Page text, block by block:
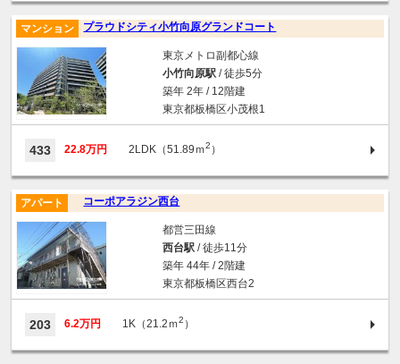
プラウドシティ小竹向原グランドコート
マンション
東京メトロ副都心線
小竹向原駅/ 徒歩5分
築年 2年 / 12階建
東京都板橋区小茂根1
433 22.8万円 2LDK（51.89ｍ2 ）
コーポアラジン西台
アパート
都営三田線
西台駅/ 徒歩11分
築年 44年 / 2階建
東京都板橋区西台2
203 6.2万円 1K（21.2ｍ2 ）